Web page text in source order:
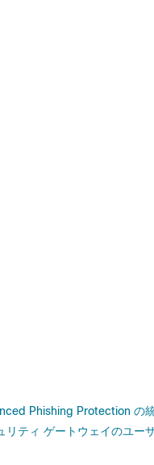
Phishing Protection の
ティ ゲートウェイのユー